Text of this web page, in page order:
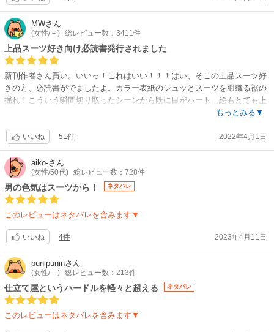
MWさん
(女性/－) 総レビュー数：3411件
上品スーツ好き向け必読書発行されました
新刊作者さん買い。いいっ！これはいい！！！はい、そこの上品スーツ好
きの方、必読書がでましたよ。カラー表紙のシュッとスーツを羽織る裾の
揺れ！こういう瞬間切り取ったシーンから既に目がハート。絵もとても上
手な作者さんでスーツ姿はほんと眼福、綺麗なスーツ男子ふたりに目が眩
こり可愛すぎーーーこの美と愛玩のちょうど良いバランスが神。
銀座の端にある祖父から継いだ仕立て屋ギンモクセイ、脱サラした35歳の
生吹は潰すわけにはいかないと一所懸命なのに売上は右肩下り、焦ってい
たその時お店にやってきたのがモデルみたいなイケメン灯生(テオ)。この
店を立て直してやる俺に賭けろと強い目で言ってくる。こんな奴知らない
と思ってたら、あーそういえばー！思い当たってしまったあの晩のこ
も分からずついていく生吹視点で描かれるので、仕事が上手くいくと自分
まで嬉しくなる爽快感あります。それでいて後半のラブもしっかりあって
満足度激高！あ、脱いだらそうなってたのね！
作者さんもどこかでふたりをまた描きたいって後書きに書かれてました
し、ぜひ続き描いてほしいです！テオの名前の由来には納得ですが、まだ
コンプレックスや彼の両親の話とか。
もっとみる▼
いいね 51件 2022年4月1日
aiko-さん
(女性/50代) 総レビュー数：728件
男の色気はスーツから！ ネタバレ
このレビューはネタバレを含みます▼
いいね 4件 2023年4月11日
punipuninさん
(女性/－) 総レビュー数：213件
仕立て屋というハードルを軽々と超える ネタバレ
このレビューはネタバレを含みます▼